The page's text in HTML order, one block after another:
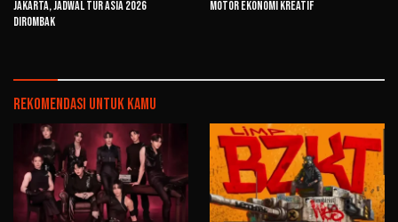
Jakarta, Jadwal Tur Asia 2026
Dirombak
Motor Ekonomi Kreatif
Rekomendasi untuk kamu